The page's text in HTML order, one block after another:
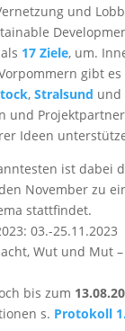
und
17 Ziele, um.
gibt
, Stralsund und
und
Ideen
ist dabei
November zu
stattfindet.
03.-25.11.2023
Wut und Mut
bis zum
s. Protokoll